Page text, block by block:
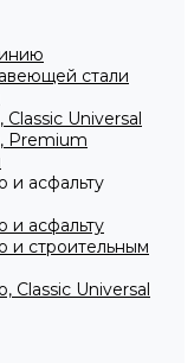
стали
Universal
Premium
и асфальту
и асфальту
и строительным
Classic Universal